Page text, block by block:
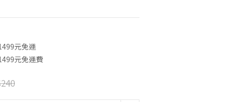
元免運
元免運費